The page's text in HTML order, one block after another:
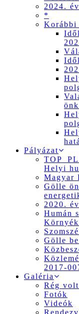
2024.
*
Korábbi
Pályázat
Helyi
Magyar
Gölle
2020.
Humán
Gölle
2017-
Galéria
Rég
Fotók
Videók